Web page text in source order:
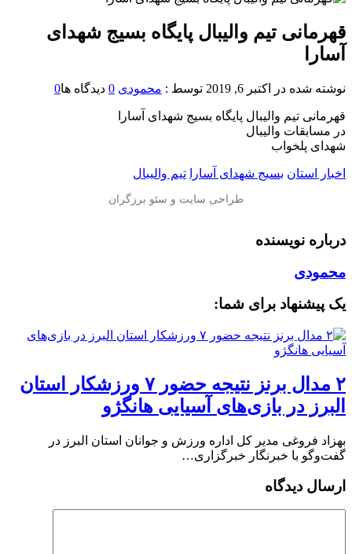
قهرمانى تيم واليبال پايگاه بسيج شهداى
آسارا
نوشته شده در اکتبر 6, 2019 توسط : محمودی 0 دیدگاه ها0
قهرمانى تيم واليبال پايگاه بسيج شهداى آسارا
در مسابقات واليبال
شهداى پلخواب
اخبار استان بسیج شهدای آسارا تیم والیبال
درباره نویسنده
محمودی
یک پیشنهاد برای شما:
۲ مدال برنز نتیجه حضور ۷ ورزشکار استان
البرز در بازی‌های آسیایی هانگژو
بهزاد فروغی مدیر کل اداره ورزش و جوانان استان البرز در
گفت‌وگو با خبرنگار خبرگزاری…
ارسال دیدگاه